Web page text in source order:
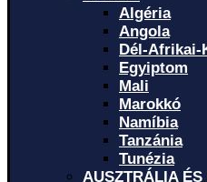
Algéria
Angola
Dél-Afrikai-
Egyiptom
Mali
Marokkó
Namíbia
Tanzánia
Tunézia
AUSZTRÁLIA